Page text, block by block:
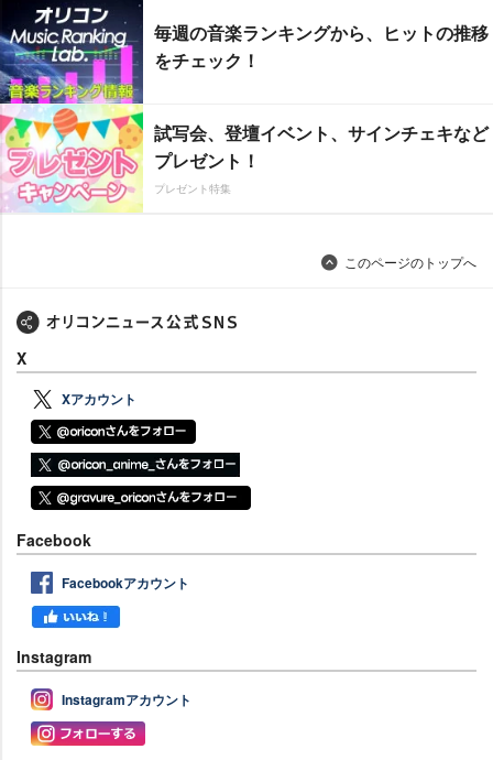
毎週の音楽ランキングから、ヒットの推移
をチェック！
試写会、登壇イベント、サインチェキなど
プレゼント！
プレゼント特集
このページのトップへ
X
Xアカウント
Facebook
Facebookアカウント
Instagram
Instagramアカウント